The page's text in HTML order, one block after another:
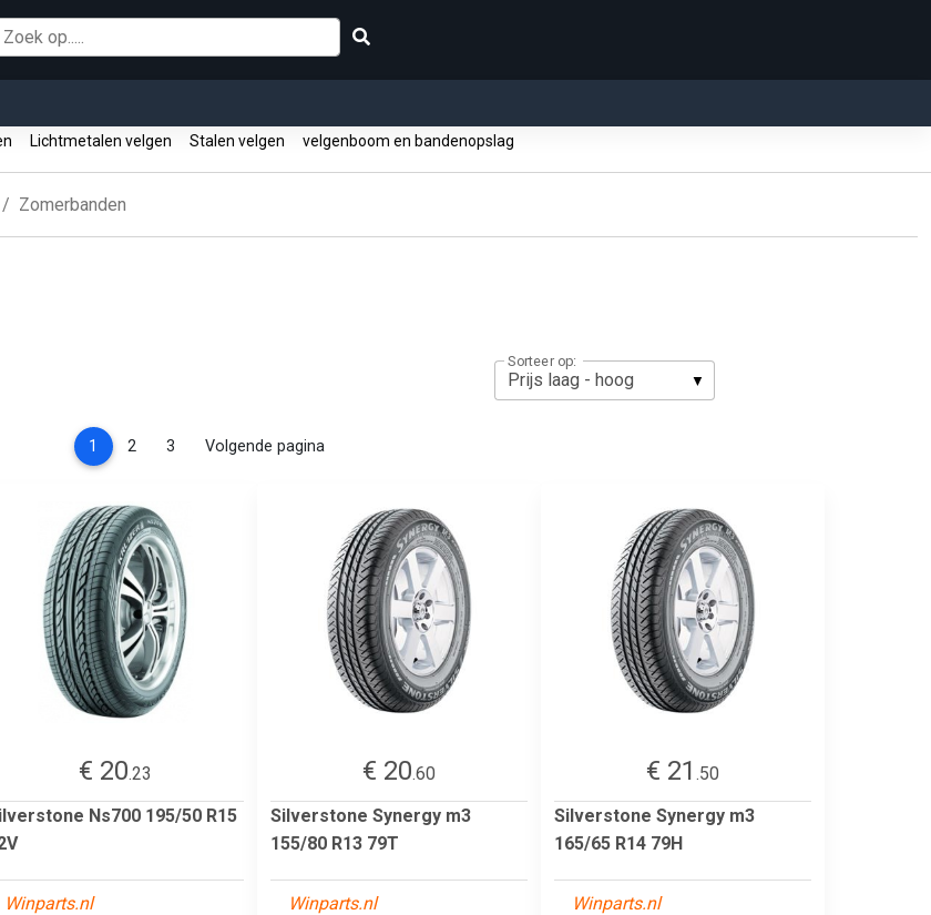
Lichtmetalen velgen Stalen velgen velgenboom en bandenopslag
Zomerbanden
Sorteer op:
1 (current)
2 3 Volgende pagina
€ 20.23
Ns700 195/50 R15
Winparts.nl
€ 20.60
Silverstone Synergy m3
155/80 R13 79T
Winparts.nl
€ 21 .50
Silverstone Synergy m3
165/65 R14 79H
Winparts.nl